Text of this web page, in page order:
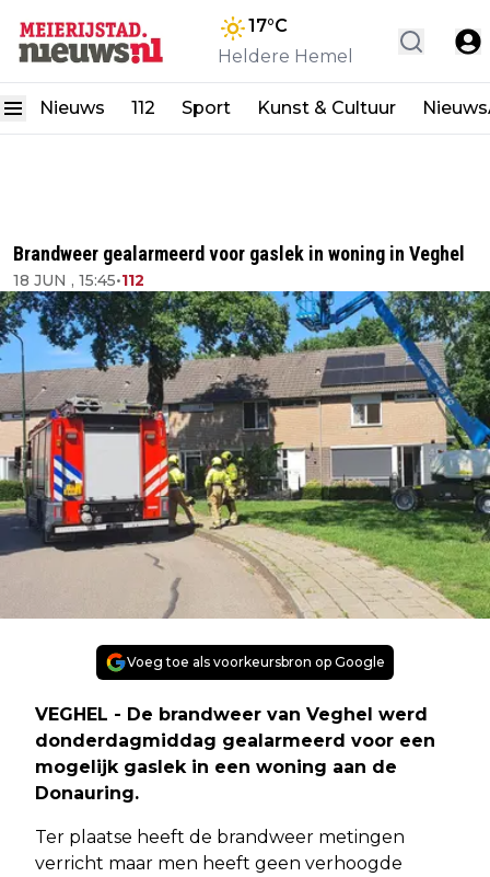
17°C
Heldere Hemel
Nieuws 112 Sport Kunst & Cultuur
Brandweer gealarmeerd voor gaslek in woning in Veghel
18 JUN , 15:45•112
Voeg toe als voorkeursbron op Google
VEGHEL - De brandweer van Veghel werd
donderdagmiddag gealarmeerd voor een
mogelijk gaslek in een woning aan de
Donauring.
Ter plaatse heeft de brandweer metingen
verricht maar men heeft geen verhoogde